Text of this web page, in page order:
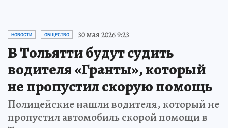
НОВОСТИ ОБЩЕСТВО 30 мая 2026 9:23
В Тольятти будут судить
водителя «Гранты», который
не пропустил скорую помощь
Полицейские нашли водителя, который не
пропустил автомобиль скорой помощи в